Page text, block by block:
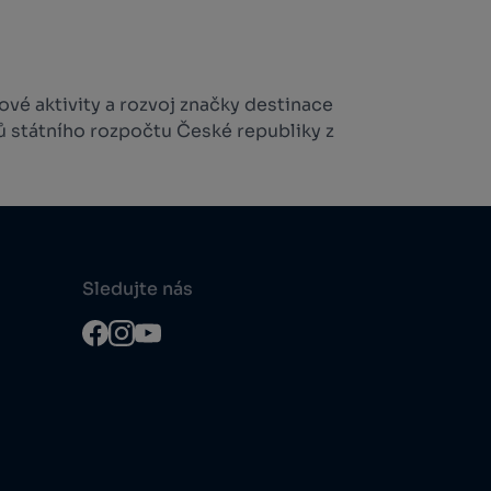
aktivity a rozvoj značky destinace
státního rozpočtu České republiky z
Sledujte nás